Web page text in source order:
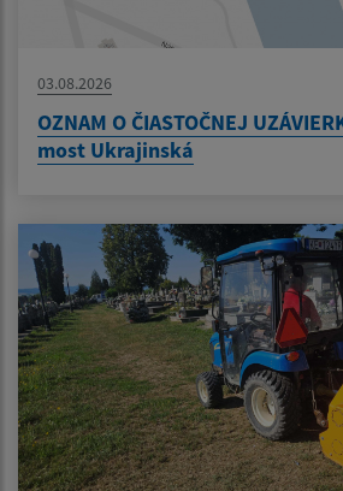
03.08.2026
OZNAM O ČIASTOČNEJ
most Ukrajinská